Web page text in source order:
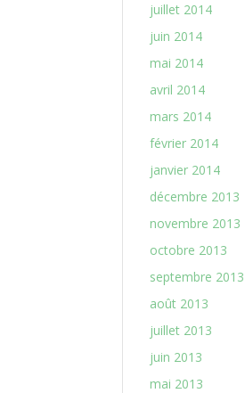
juillet 2014
juin 2014
mai 2014
avril 2014
mars 2014
février 2014
janvier 2014
décembre 2013
novembre 2013
octobre 2013
septembre 2013
août 2013
juillet 2013
juin 2013
mai 2013